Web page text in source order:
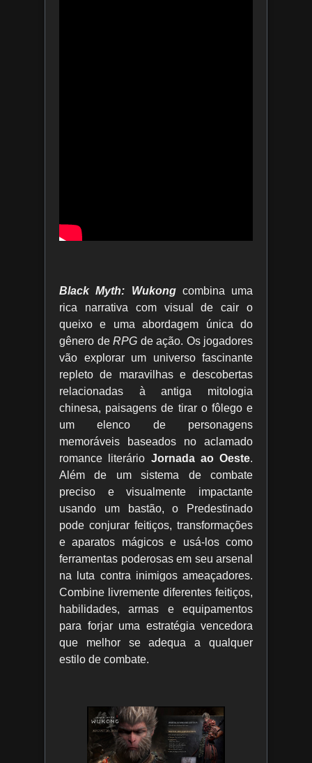
Black Myth: Wukongcombina uma
rica narrativa com visual de cair o
queixo e uma abordagem única do
gênero de RPG de ação. Os jogadores
vão explorar um universo fascinante
repleto de maravilhas e descobertas
relacionadas à antiga mitologia
chinesa, paisagens de tirar o fôlego e
um elenco de personagens
memoráveis baseados no aclamado
romance literário Jornada ao Oeste.
Além de um sistema de combate
preciso e visualmente impactante
usando um bastão, o Predestinado
pode conjurar feitiços, transformações
e aparatos mágicos e usá-los como
ferramentas poderosas em seu arsenal
na luta contra inimigos ameaçadores.
Combine livremente diferentes feitiços,
habilidades, armas e equipamentos
para forjar uma estratégia vencedora
que melhor se adequa a qualquer
estilo de combate.